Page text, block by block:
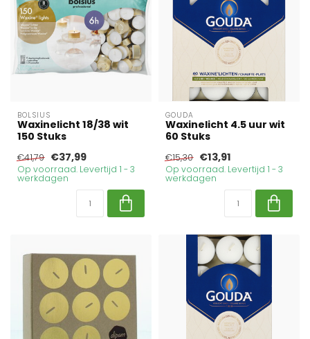
BOLSIUS
Waxinelicht 18/38 wit
150 Stuks
€41,79 €37,99
Op voorraad. Levertijd 1 - 3
werkdagen
GOUDA
Waxinelicht 4.5 uur wit
60 Stuks
€15,30 €13,91
Op voorraad. Levertijd 1 - 3
werkdagen